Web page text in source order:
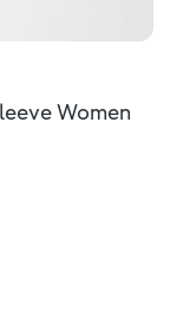
Women